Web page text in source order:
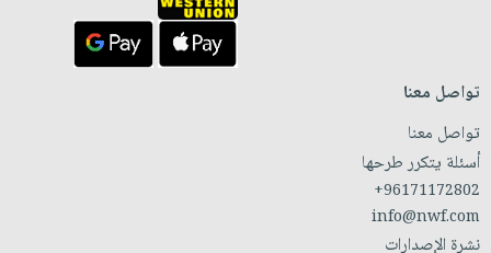
تواصل معنا
تواصل معنا
أسئلة يتكرر طرحها
+96171172802
info@nwf.com
نشرة الإصدارات